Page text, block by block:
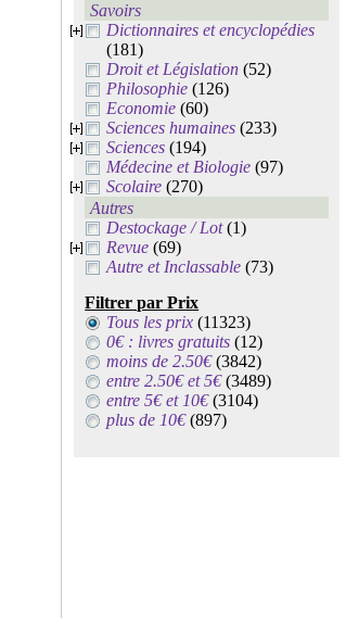
Savoirs
Dictionnaires et encyclopédies
(181)
Droit et Législation (52)
Philosophie (126)
Economie (60)
Sciences humaines (233)
Sciences (194)
Médecine et Biologie (97)
Scolaire (270)
Autres
Destockage / Lot(1)
Revue (69)
Autre et Inclassable (73)
Filtrer par Prix
Tous les prix(11323)
0€ : livres gratuits (12)
moins de 2.50€(3842)
entre 2.50€ et 5€(3489)
entre 5€ et 10€(3104)
plus de 10€(897)